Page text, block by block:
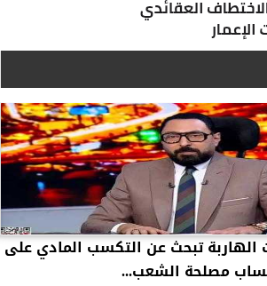
تبحث عن التكسب المادي على
مصلحة الشعب...